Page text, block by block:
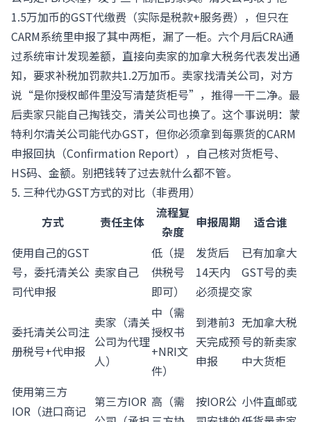
1.5万加币的GST代缴费（实际是税款+服务费），但只在
CARM系统里申报了其中两柜，漏了一柜。六个月后CRA通
过系统审计发现差额，直接向卖家的加拿大税务代表发出通
知，要求补税加罚款共1.2万加币。卖家找清关公司，对方
说“是你授权邮件里没写清楚货柜号”，推得一干二净。最
后卖家只能自己掏钱交，清关公司也换了。这个事说明：蒙
特利尔清关公司能代办GST，但你必须拿到每票货的CARM
申报回执（Confirmation Report），自己核对货柜号、
HS码、金额。别把钱转了过去就什么都不管。
5. 三种代办GST方式的对比（非费用）
方式
责任主体
流程复
杂度
申报周期
适合谁
使用自己的GST
号，委托清关公
司代申报
卖家自己
低（提
供税号
即可）
发货后
14天内
必须提交
已有加拿大
GST号的卖
家
委托清关公司注
册税号+代申报
卖家（清关
公司为代理
人）
中（需
授权书
+NRI文
件）
到港前3
天完成预
申报
无加拿大税
号的新卖家
中大货柜
使用第三方
IOR（进口商记
第三方IOR 高（需
按IOR公 小件直邮或